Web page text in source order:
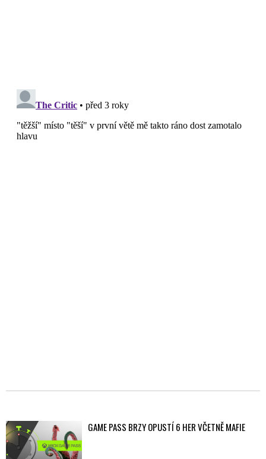
GAME PASS BRZY OPUSTÍ 6 HER VČETNĚ MAFIE